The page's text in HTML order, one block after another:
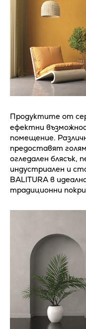
Продуктите от
ефектни
помещение.
предоставят
огледален блясък,
индустриален и
BALITURA в
традиционни